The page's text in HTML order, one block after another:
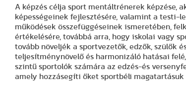
A képzés célja sport mentáltrénerek képzése,
képességeinek fejlesztésére, valamint a testi-
működések összefüggéseinek ismeretében,
értékelésére, továbbá arra, hogy iskolai vagy
tovább növeljék a sportvezetők, edzők, szülők
teljesítménynövelő és harmonizáló hatásai
szintű sportolók számára az edzés-és
amely hozzásegíti őket sportbéli magatartásuk